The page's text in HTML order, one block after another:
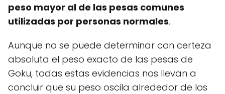
peso mayor al de las pesas comunes
utilizadas por personas normales.
Aunque no se puede determinar con certeza
absoluta el peso exacto de las pesas de
Goku, todas estas evidencias nos llevan a
concluir que su peso oscila alrededor de los